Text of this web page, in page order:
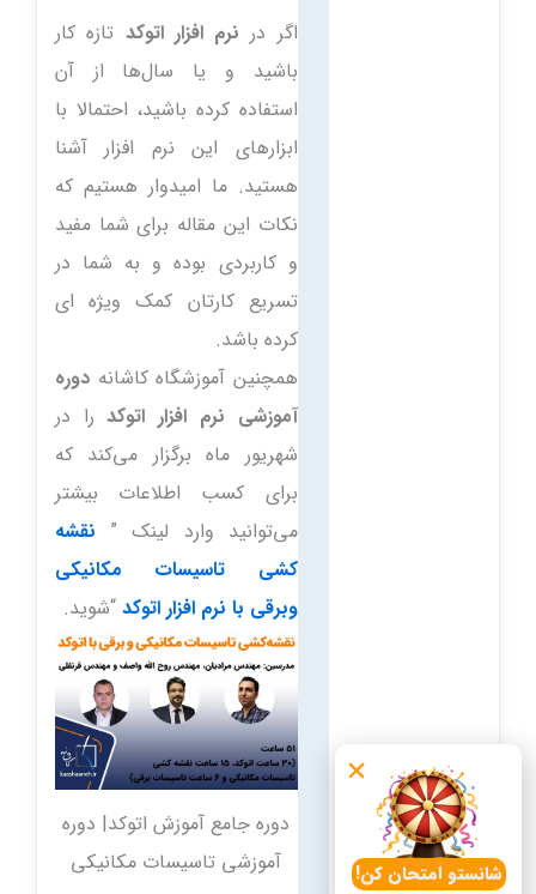
اگر در نرم افزار اتوکد تازه کار
باشید و یا سال‌ها از آن
استفاده کرده باشید، احتمالا با
ابزارهای این نرم افزار آشنا
هستید. ما امیدوار هستیم که
نکات این مقاله برای شما مفید
و کاربردی بوده و به شما در
تسریع کارتان کمک ویژه ای
کرده باشد.
همچنین آموزشگاه کاشانهدوره
آموزشی نرم افزار اتوکدرا در
شهریور ماه برگزار می‌کند که
برای کسب اطلاعات بیشتر
می‌توانید وارد لینک ” نقشه
کشی تاسیسات مکانیکی
وبرقی با نرم افزار اتوکد “شوید.
دوره جامع آموزش اتوکد| دوره
آموزشی تاسیسات مکانیکی
شانستو امتحان کن!